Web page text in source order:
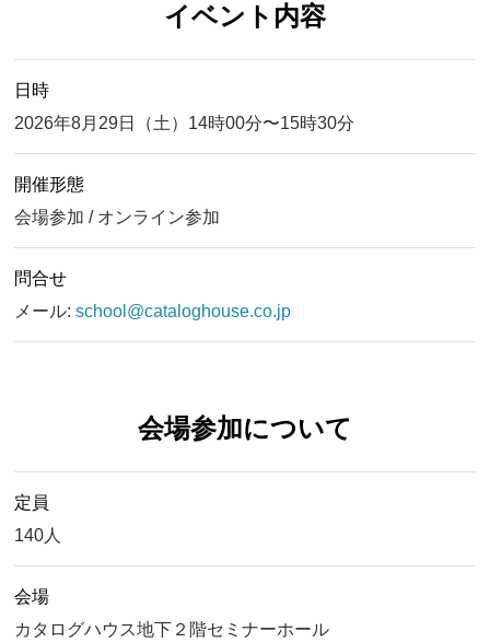
イベント内容
日時
2026年8月29日（土）14時00分〜15時30分
開催形態
会場参加 / オンライン参加
問合せ
メール:school@cataloghouse.co.jp
会場参加について
定員
140人
会場
カタログハウス地下２階セミナーホール